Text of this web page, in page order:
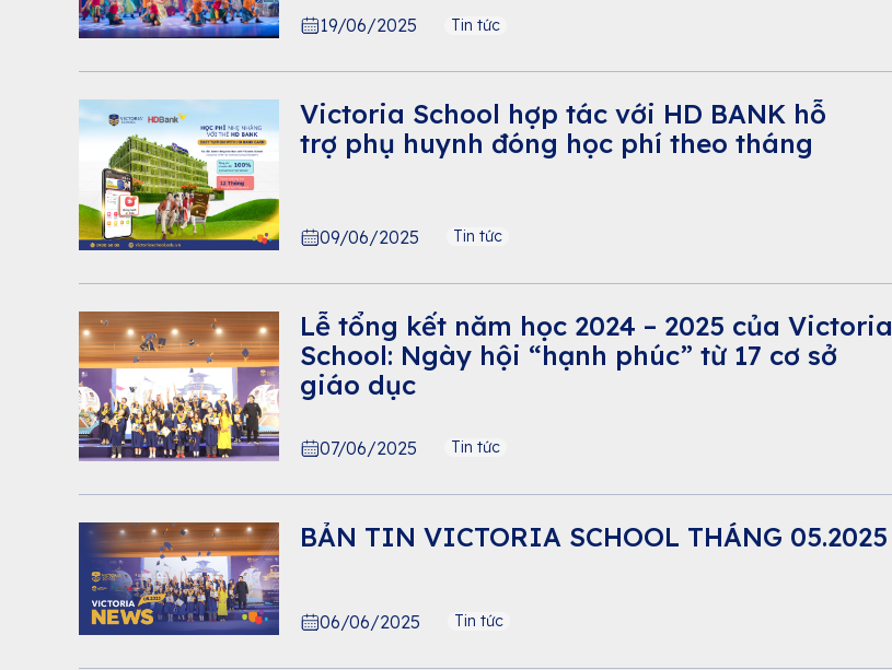
19/06/2025 Tin tức
Victoria School hợp tác với HD BANK hỗ
trợ phụ huynh đóng học phí theo tháng
09/06/2025 Tin tức
Lễ tổng kết năm học 2024 – 2025 của Victoria
School: Ngày hội “hạnh phúc” từ 17 cơ sở
giáo dục
07/06/2025 Tin tức
BẢN TIN VICTORIA SCHOOL THÁNG 05.2025
06/06/2025 Tin tức